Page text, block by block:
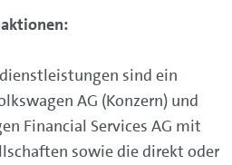
sind ein
AG (Konzern) und
Financial Services AG mit
sowie die direkt oder